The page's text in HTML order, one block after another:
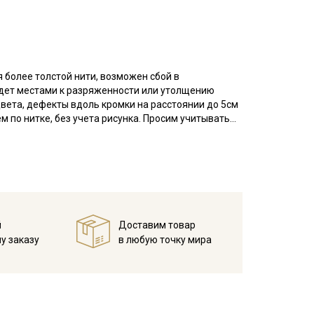
толстой нити, возможен сбой в
местами к разряженности или утолщению
дефекты вдоль кромки на расстоянии до 5см
нитке, без учета рисунка. Просим учитывать
декоративные чехлы и наволочки на
набивными рисунками, которые очень
сумок — хозяйственных и модных женских
заказу
Доставим товар
в любую точку мира